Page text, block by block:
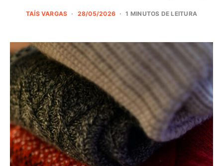
TAÍS VARGAS 28/05/2026 1 MINUTOS DE LEITURA